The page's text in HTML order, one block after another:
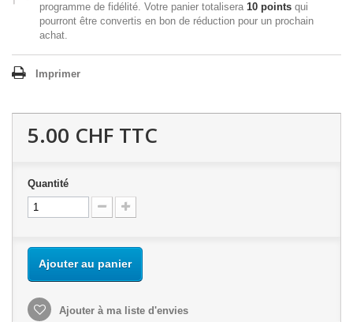
programme de fidélité. Votre panier totalisera 10 points qui
pourront être convertis en bon de réduction pour un prochain
achat.
Imprimer
5.00 CHF TTC
Quantité
Ajouter au panier
Ajouter à ma liste d'envies